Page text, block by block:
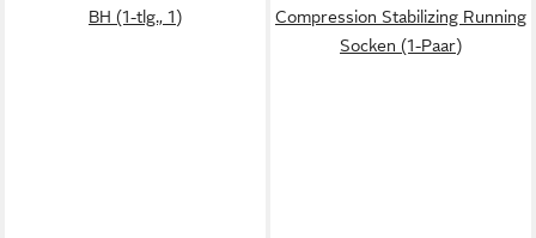
BH (1-tlg., 1)
Compression Stabilizing Running
Socken (1-Paar)